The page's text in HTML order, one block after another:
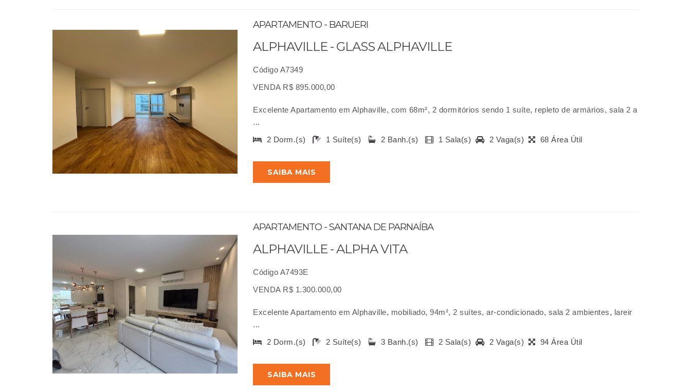
APARTAMENTO - BARUERI
ALPHAVILLE - GLASS ALPHAVILLE
Código A7349
VENDA R$ 895.000,00
Excelente Apartamento em Alphaville, com 68m², 2 dormitórios sendo 1 suíte, repleto de armários, sala 2 a
...
2 Dorm.(s)
1 Suíte(s) 2 Banh.(s) 1 Sala(s) 2 Vaga(s) 68 Área Útil
SAIBA MAIS
APARTAMENTO - SANTANA DE PARNAÍBA
ALPHAVILLE - ALPHA VITA
Código A7493E
VENDA R$ 1.300.000,00
Excelente Apartamento em Alphaville, mobiliado, 94m², 2 suítes, ar-condicionado, sala 2 ambientes, lareir
...
2 Dorm.(s)
2 Suíte(s) 3 Banh.(s) 2 Sala(s) 2 Vaga(s) 94 Área Útil
SAIBA MAIS